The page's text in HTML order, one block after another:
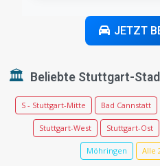
JETZT
🏛️ Beliebte Stuttgart-
S - Stuttgart-Mitte Bad Cannstatt
Stuttgart-West Stuttgart-Ost
Möhringen Alle